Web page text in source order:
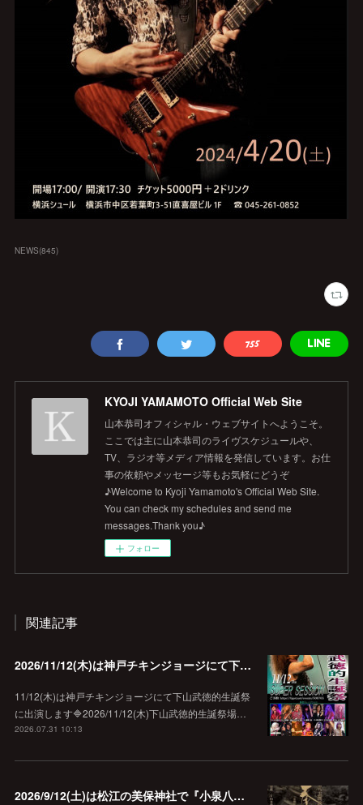
NEWS(845)
KYOJI YAMAMOTO Official Web Site
山本恭司オフィシャル・ウェブサイトへようこそ。
ここでは主に山本恭司のライヴスケジュールや、
TV、ラジオ等メディア情報を発信しています。お仕
事の依頼やメッセージ等もお気軽にどうぞ
♪Welcome to Kyoji Yamamoto's Official Web Site.
You can check my schedules and send me
messages.Thank you♪
フォロー
関連記事
2026/11/12(木)は神戸チキンジョージにて下山武徳的生誕祭に出演します♪
11/12(木)は神戸チキンジョージにて下山武徳的生誕祭
に出演します🔷2026/11/12(木)下山武徳的生誕祭場…
2026.07.31 10:13
2026/9/12(土)は松江の美保神社で『小泉八雲朗読のしらべ』